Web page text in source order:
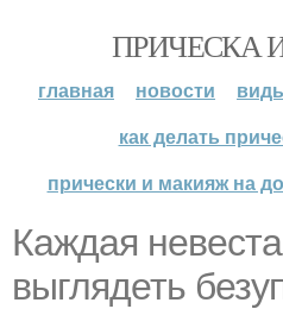
ПРИЧЕСКА
главная новости
как делать
прически и макияж на
Каждая
выглядеть